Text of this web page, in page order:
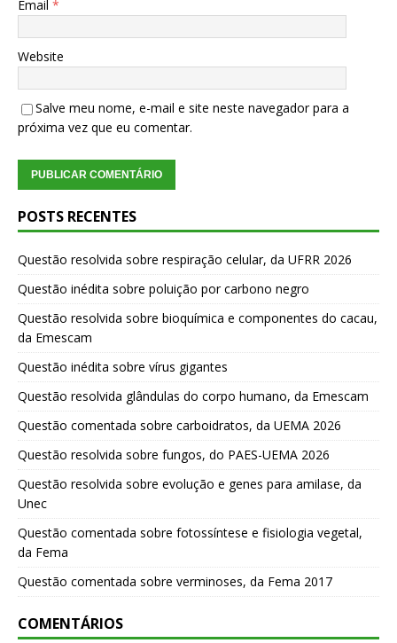
Email *
Website
Salve meu nome, e-mail e site neste navegador para a
próxima vez que eu comentar.
POSTS RECENTES
Questão resolvida sobre respiração celular, da UFRR 2026
Questão inédita sobre poluição por carbono negro
Questão resolvida sobre bioquímica e componentes do cacau,
da Emescam
Questão inédita sobre vírus gigantes
Questão resolvida glândulas do corpo humano, da Emescam
Questão comentada sobre carboidratos, da UEMA 2026
Questão resolvida sobre fungos, do PAES-UEMA 2026
Questão resolvida sobre evolução e genes para amilase, da
Unec
Questão comentada sobre fotossíntese e fisiologia vegetal,
da Fema
Questão comentada sobre verminoses, da Fema 2017
COMENTÁRIOS